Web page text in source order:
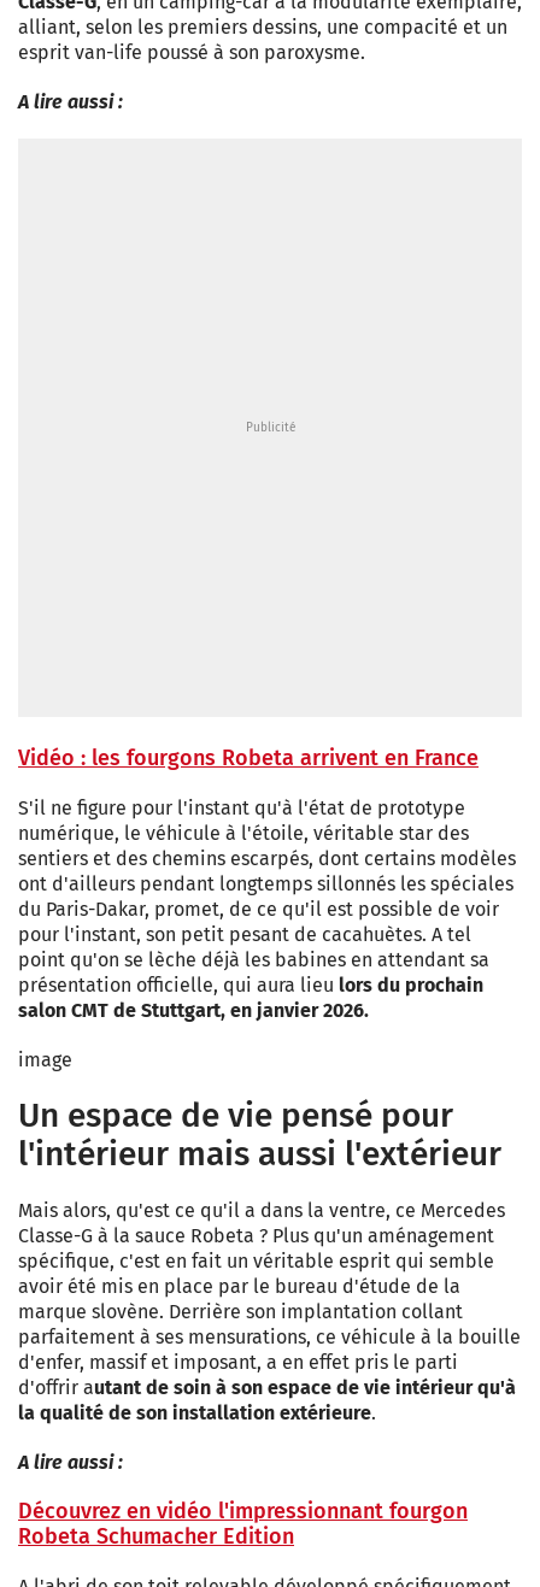
alliant, selon les premiers dessins, une compacité et un
esprit van-life poussé à son paroxysme.
A lire aussi :
Vidéo : les fourgons Robeta arrivent en France
S'il ne figure pour l'instant qu'à l'état de prototype
numérique, le véhicule à l'étoile, véritable star des
sentiers et des chemins escarpés, dont certains modèles
ont d'ailleurs pendant longtemps sillonnés les spéciales
du Paris-Dakar, promet, de ce qu'il est possible de voir
pour l'instant, son petit pesant de cacahuètes. A tel
point qu'on se lèche déjà les babines en attendant sa
présentation officielle, qui aura lieu lors du prochain
salon CMT de Stuttgart, en janvier 2026.
image
Un espace de vie pensé pour
l'intérieur mais aussi l'extérieur
Mais alors, qu'est ce qu'il a dans la ventre, ce Mercedes
Classe-G à la sauce Robeta ? Plus qu'un aménagement
spécifique, c'est en fait un véritable esprit qui semble
avoir été mis en place par le bureau d'étude de la
marque slovène. Derrière son implantation collant
parfaitement à ses mensurations, ce véhicule à la bouille
d'enfer, massif et imposant, a en effet pris le parti
d'offrir autant de soin à son espace de vie intérieur qu'à
la qualité de son installation extérieure.
A lire aussi :
Découvrez en vidéo l'impressionnant fourgon
Robeta Schumacher Edition